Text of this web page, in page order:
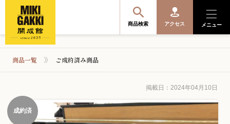
商品検索 アクセス メニュー
便利なサービス
商品一覧 ご成約済み商品
掲載日：2024年04月10日
成約済